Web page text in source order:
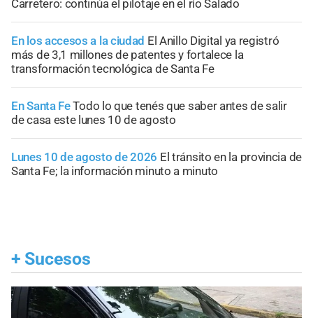
Carretero: continúa el pilotaje en el río Salado
En los accesos a la ciudad El Anillo Digital ya registró
más de 3,1 millones de patentes y fortalece la
transformación tecnológica de Santa Fe
En Santa FeTodo lo que tenés que saber antes de salir
de casa este lunes 10 de agosto
Lunes 10 de agosto de 2026 El tránsito en la provincia de
Santa Fe; la información minuto a minuto
+ Sucesos